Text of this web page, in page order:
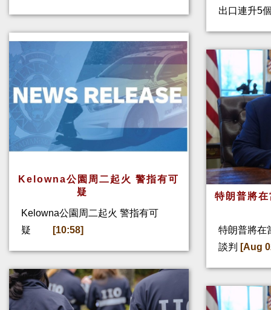
Kelowna公園周二起火 警指有可
疑
Kelowna公園周二起火 警指有可
疑
[10:58]
出口連升5
特朗普將
特朗普將在
談判
[Aug